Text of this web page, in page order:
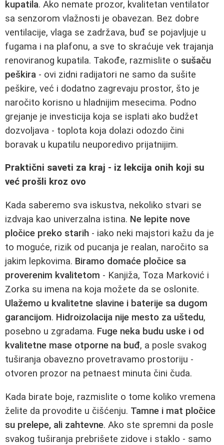
kupatila. Ako nemate prozor, kvalitetan ventilator
sa senzorom vlažnosti je obavezan. Bez dobre
ventilacije, vlaga se zadržava, buđ se pojavljuje u
fugama i na plafonu, a sve to skraćuje vek trajanja
renoviranog kupatila. Takođe, razmislite o sušaču
peškira - ovi zidni radijatori ne samo da sušite
peškire, već i dodatno zagrevaju prostor, što je
naročito korisno u hladnijim mesecima. Podno
grejanje je investicija koja se isplati ako budžet
dozvoljava - toplota koja dolazi odozdo čini
boravak u kupatilu neuporedivo prijatnijim.
Praktični saveti za kraj - iz lekcija onih koji su
već prošli kroz ovo
Kada saberemo sva iskustva, nekoliko stvari se
izdvaja kao univerzalna istina. Ne lepite nove
pločice preko starih - iako neki majstori kažu da je
to moguće, rizik od pucanja je realan, naročito sa
jakim lepkovima. Biramo domaće pločice sa
proverenim kvalitetom - Kanjiža, Toza Marković i
Zorka su imena na koja možete da se oslonite.
Ulažemo u kvalitetne slavine i baterije sa dugom
garancijom. Hidroizolacija nije mesto za uštedu,
posebno u zgradama. Fuge neka budu uske i od
kvalitetne mase otporne na buđ, a posle svakog
tuširanja obavezno provetravamo prostoriju -
otvoren prozor na petnaest minuta čini čuda.
Kada birate boje, razmislite o tome koliko vremena
želite da provodite u čišćenju. Tamne i mat pločice
su prelepe, ali zahtevne. Ako ste spremni da posle
svakog tuširanja prebrišete zidove i staklo - samo